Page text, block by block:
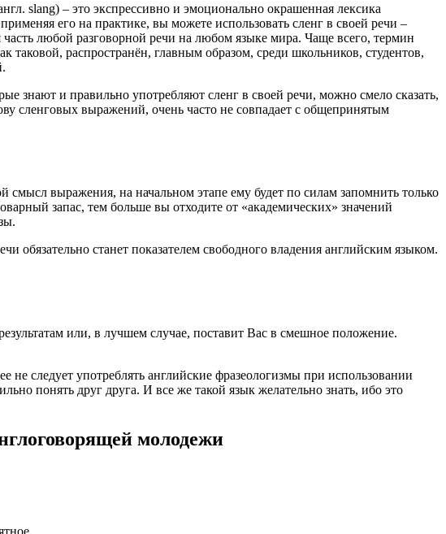
slang) – это экспрессивно и эмоционально окрашенная лексика
его на практике, вы можете использовать сленг в своей речи –
любой разговорной речи на любом языке мира. Чаще всего, термин
распространён, главным образом, среди школьников, студентов,
знают и правильно употребляют сленг в своей речи, можно смело сказать,
сленговых выражений, очень часто не совпадает с общепринятым
смысл выражения, на начальном этапе ему будет по силам запомнить только
запас, тем больше вы отходите от «академических» значений
станет показателем свободного владения английским языком.
или, в лучшем случае, поставит Вас в смешное положение.
следует употреблять английские фразеологизмы при использовании
понять друг друга. И все же такой язык желательно знать, ибо это
молодежи